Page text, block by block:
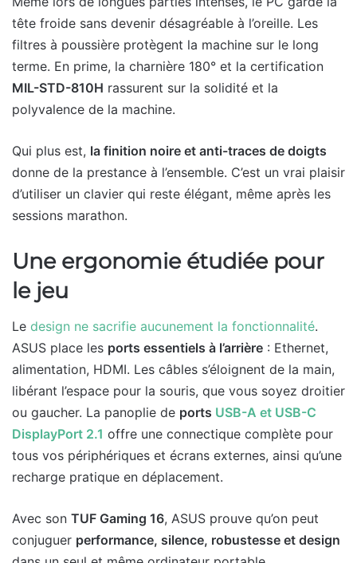
tête froide sans devenir désagréable à l’oreille. Les
filtres à poussière protègent la machine sur le long
terme. En prime, la charnière 180° et la certification
MIL-STD-810H rassurent sur la solidité et la
polyvalence de la machine.
Qui plus est, la finition noire et anti-traces de doigts
donne de la prestance à l’ensemble. C’est un vrai plaisir
d’utiliser un clavier qui reste élégant, même après les
sessions marathon.
Une ergonomie étudiée pour
le jeu
Le design ne sacrifie aucunement la fonctionnalité.
ASUS place les ports essentiels à l’arrière : Ethernet,
alimentation, HDMI. Les câbles s’éloignent de la main,
libérant l’espace pour la souris, que vous soyez droitier
ou gaucher. La panoplie de ports USB-A et USB-C
DisplayPort 2.1 offre une connectique complète pour
tous vos périphériques et écrans externes, ainsi qu’une
recharge pratique en déplacement.
Avec son TUF Gaming 16, ASUS prouve qu’on peut
conjuguer performance, silence, robustesse et design